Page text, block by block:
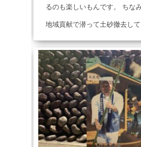
るのも楽しいもんです。 ちな
地域貢献で潜って土砂撤去して